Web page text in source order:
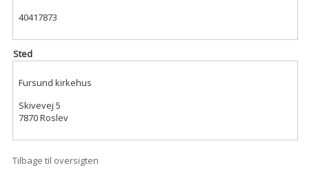
40417873
Sted
Fursund kirkehus
Skivevej 5
7870 Roslev
Tilbage til oversigten